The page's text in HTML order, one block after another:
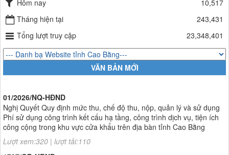
Hôm nay
10,517
Tháng hiện tại
243,431
Tổng lượt truy cập
23,348,401
VĂN BẢN MỚI
Nghị Quyết Quy định mức thu, chế độ thu, nộp, quản lý và sử dụng
Phí sử dụng công trình kết cấu hạ tầng, công trình dịch vụ, tiện ích
công cộng trong khu vực cửa khẩu trên địa bàn tỉnh Cao Bằng
Lượt xem:320 | lượt tải:110
1787/QĐ-UBND